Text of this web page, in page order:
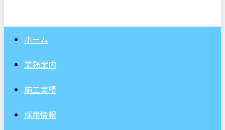
ホーム
業務案内
施工実績
採用情報